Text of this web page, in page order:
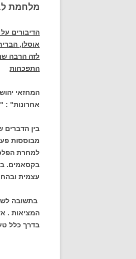
מלחמת
הדיבורים
אוסלו,
לזה הרבה
התפכחות
המחזאי
אחרונות" :
בין הדברים
מבוססות
למחרת
בקסאמים.
עצמית
בתשובה
המציאות .
בדרך כלל